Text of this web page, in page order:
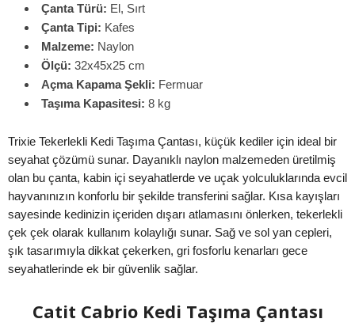
Çanta Türü: El, Sırt
Çanta Tipi: Kafes
Malzeme: Naylon
Ölçü: 32x45x25 cm
Açma Kapama Şekli: Fermuar
Taşıma Kapasitesi: 8 kg
Trixie Tekerlekli Kedi Taşıma Çantası, küçük kediler için ideal bir
seyahat çözümü sunar. Dayanıklı naylon malzemeden üretilmiş
olan bu çanta, kabin içi seyahatlerde ve uçak yolculuklarında evcil
hayvanınızın konforlu bir şekilde transferini sağlar. Kısa kayışları
sayesinde kedinizin içeriden dışarı atlamasını önlerken, tekerlekli
çek çek olarak kullanım kolaylığı sunar. Sağ ve sol yan cepleri,
şık tasarımıyla dikkat çekerken, gri fosforlu kenarları gece
seyahatlerinde ek bir güvenlik sağlar.
Catit Cabrio Kedi Taşıma Çantası